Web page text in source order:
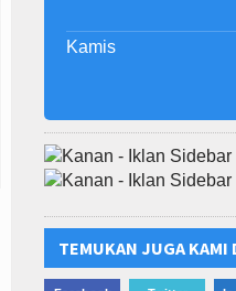
Kamis
TEMUKAN JUGA KAMI